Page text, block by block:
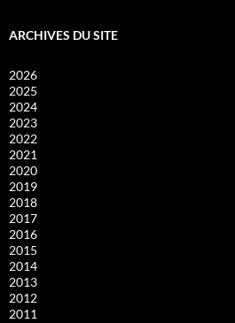
ARCHIVES DU SITE
2026
2025
2024
2023
2022
2021
2020
2019
2018
2017
2016
2015
2014
2013
2012
2011